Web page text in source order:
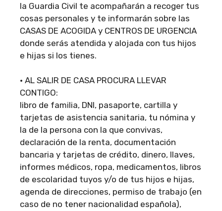
la Guardia Civil te acompañarán a recoger tus
cosas personales y te informarán sobre las
CASAS DE ACOGIDA y CENTROS DE URGENCIA
donde serás atendida y alojada con tus hijos
e hijas si los tienes.
• AL SALIR DE CASA PROCURA LLEVAR
CONTIGO:
libro de familia, DNI, pasaporte, cartilla y
tarjetas de asistencia sanitaria, tu nómina y
la de la persona con la que convivas,
declaración de la renta, documentación
bancaria y tarjetas de crédito, dinero, llaves,
informes médicos, ropa, medicamentos, libros
de escolaridad tuyos y/o de tus hijos e hijas,
agenda de direcciones, permiso de trabajo (en
caso de no tener nacionalidad española),